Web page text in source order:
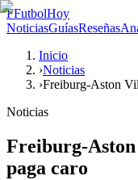
FFutbolHoy
NoticiasGuíasReseñas
Inicio
›Noticias
›Freiburg-Aston
Noticias
Freiburg-
paga caro